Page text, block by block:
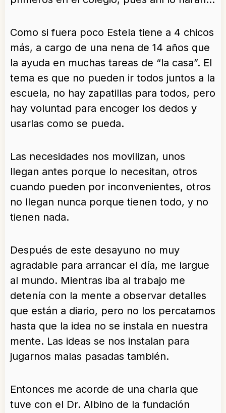
Como si fuera poco Estela tiene a 4 chicos
más, a cargo de una nena de 14 años que
la ayuda en muchas tareas de “la casa”. El
tema es que no pueden ir todos juntos a la
escuela, no hay zapatillas para todos, pero
hay voluntad para encoger los dedos y
usarlas como se pueda.
Las necesidades nos movilizan, unos
llegan antes porque lo necesitan, otros
cuando pueden por inconvenientes, otros
no llegan nunca porque tienen todo, y no
tienen nada.
Después de este desayuno no muy
agradable para arrancar el día, me largue
al mundo. Mientras iba al trabajo me
detenía con la mente a observar detalles
que están a diario, pero no los percatamos
hasta que la idea no se instala en nuestra
mente. Las ideas se nos instalan para
jugarnos malas pasadas también.
Entonces me acorde de una charla que
tuve con el Dr. Albino de la fundación